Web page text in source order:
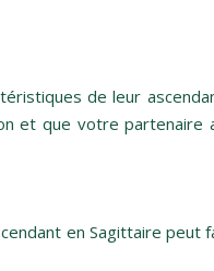
de leur
et que votre partenaire
en Sagittaire peut